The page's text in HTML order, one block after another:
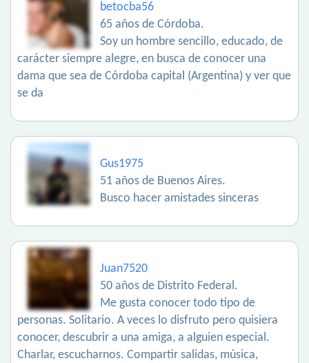
betocba56
65 años de Córdoba.
Soy un hombre sencillo, educado, de
carácter siempre alegre, en busca de conocer una
dama que sea de Córdoba capital (Argentina) y ver que
se da
Gus1975
51 años de Buenos Aires.
Busco hacer amistades sinceras
Juan7520
50 años de Distrito Federal.
Me gusta conocer todo tipo de
personas. Solitario. A veces lo disfruto pero quisiera
conocer, descubrir a una amiga, a alguien especial.
Charlar, escucharnos. Compartir salidas, música,